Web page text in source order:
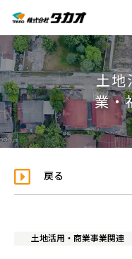
土地
業・
戻る
土地活用・商業事業関連